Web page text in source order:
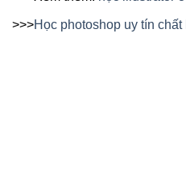
>>>Học photoshop uy tín